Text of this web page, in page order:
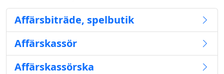
Affärsbiträde, spelbutik
Affärskassör
Affärskassörska